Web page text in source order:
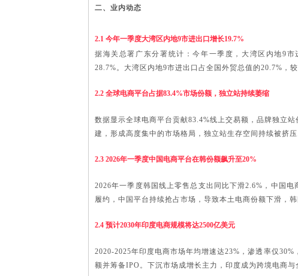
二、业内动态
2.1 今年一季度大湾区内地9市进出口增长19.7%
据海关总署广东分署统计：今年一季度，大湾区内地9市
28.7%。大湾区内地9市进出口占全国外贸总值的20.7%，
2.2 全球电商平台占据83.4%市场份额，独立站持续萎缩
数据显示全球电商平台贡献83.4%线上交易额，品牌独立
建，形成高度集中的市场格局，独立站生存空间持续被挤压
2.3 2026年一季度中国电商平台在韩份额飙升至20%
2026年一季度韩国线上零售总支出同比下滑2.6%，中国
履约，中国平台持续抢占市场，导致本土电商份额下滑，
2.4 预计2030年印度电商规模将达2500亿美元
2020-2025年印度电商市场年均增速达23%，渗透率仅
额并筹备IPO。下沉市场成增长主力，印度成为跨境电商与